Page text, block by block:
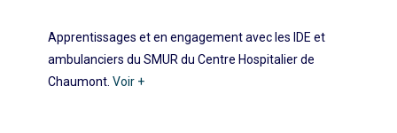
Apprentissages et en engagement avec les IDE et
ambulanciers du SMUR du Centre Hospitalier de
Chaumont. Voir +